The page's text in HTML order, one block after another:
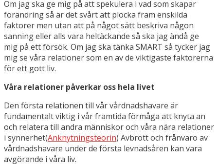
Om jag ska ge mig på att spekulera i vad som skapar
förändring så är det svårt att plocka fram enskilda
faktorer men utan att på något sätt beskriva någon
sanning eller alls vara heltäckande så ska jag ändå ge
mig på ett försök. Om jag ska tänka SMART så tycker jag
mig se våra relationer som en av de viktigaste faktorerna
för ett gott liv.
Våra relationer påverkar oss hela livet
Den första relationen till vår vårdnadshavare är
fundamentalt viktig i vår framtida förmåga att knyta an
och relatera till andra människor och våra nära relationer
i synnerhet(Anknytningsteorin) Avbrott och frånvaro av
vårdnadshavare under de första levnadsåren kan vara
avgörande i våra liv.